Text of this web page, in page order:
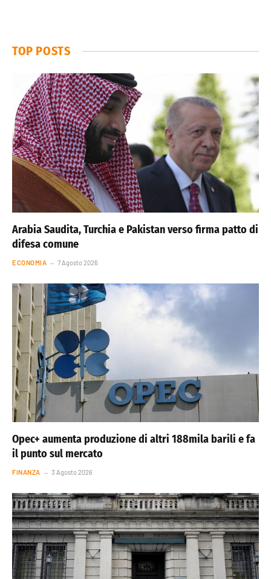
TOP POSTS
Arabia Saudita, Turchia e Pakistan verso firma patto di
difesa comune
ECONOMIA 7 Agosto 2026
Opec+ aumenta produzione di altri 188mila barili e fa
il punto sul mercato
FINANZA 3 Agosto 2026